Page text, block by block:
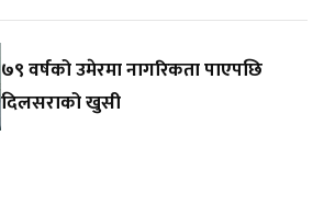
७९ वर्षको उमेरमा नागरिकता पाएपछि
दिलसराको खुसी